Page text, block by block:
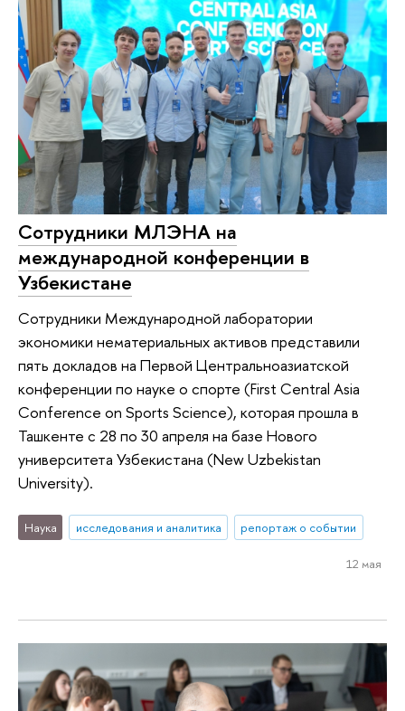
Сотрудники МЛЭНА на
международной конференции в
Узбекистане
Сотрудники Международной лаборатории
экономики нематериальных активов представили
пять докладов на Первой Центральноазиатской
конференции по науке о спорте (First Central Asia
Conference on Sports Science), которая прошла в
Ташкенте с 28 по 30 апреля на базе Нового
университета Узбекистана (New Uzbekistan
University).
Наука исследования и аналитика репортаж о событии
12 мая